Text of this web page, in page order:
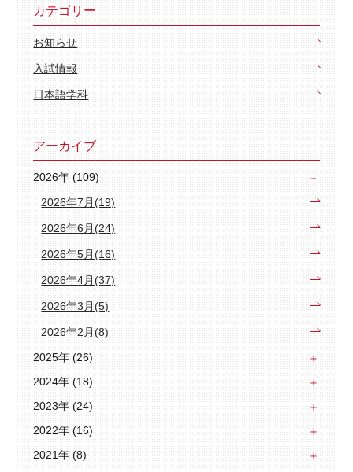
カテゴリー
お知らせ
入試情報
日本語学科
アーカイブ
2026年 (109)
2026年7月(19)
2026年6月(24)
2026年5月(16)
2026年4月(37)
2026年3月(5)
2026年2月(8)
2025年 (26)
2024年 (18)
2023年 (24)
2022年 (16)
2021年 (8)